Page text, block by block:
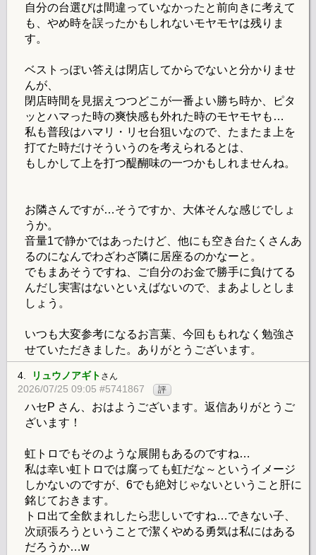
自分の台選びは間違っていなかったと前向きに考えて
も、やめ時を誤ったかもしれないモヤモヤは残りま
す。
ベストっぽい答えは閉店してからでないと分かりませ
んが、
閉店時間を見据えつつどこが一番よい勝ち時か、ピタ
ッとハマった時の爽快感も外れた時のモヤモヤも…
私も普段はハマリ・リセ台狙いなので、たまたま上を
打てた時だけそういうのを考えられるとは、
もしかして上を打つ醍醐味の一つかもしれませんね。
お隣さんですが…そうですか、大体そんな感じでしょ
うか。
音量1で静かではあったけど、他にも空き台たくさんあ
るのになんでわざわざ隣に居座るのかなーと。
でもまあそうですね、ご自分のお金で勝手に負けてる
んだし実害はないといえばないので、まあよしとしま
しょう。
いつも大変参考になるお言葉、今回ももれなく勉強さ
せていただきました。ありがとうございます。
4. リュウノアギト さん
2026/07/25 09:05 #5741867 評
ハセP さん、おはようございます。返信ありがとうご
ざいます！
虹トロでもそのような展開もあるのですね…
私は幸い虹トロでは腐っても虹だな～というイメージ
しかないのですが、6でも絶対じゃないということ肝に
銘じておきます。
トロ出て全飲まれしたら悲しいですね…できない子、
次頑張ろうということで潔くやめる勇気は私にはある
だろうか…w